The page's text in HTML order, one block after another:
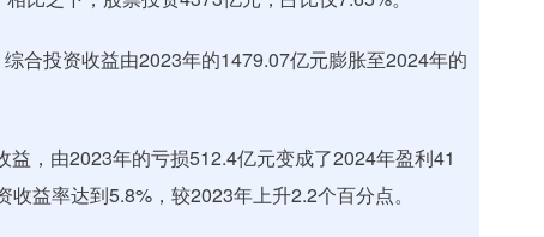
合投资收益由2023年的1479.07亿元膨胀至2024年的
，由2023年的亏损512.4亿元变成了2024年盈利41
益率达到5.8%，较2023年上升2.2个百分点。